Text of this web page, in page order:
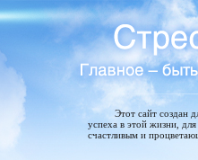
Этот сайт создан
успеха в этой жизни,
счастливым и